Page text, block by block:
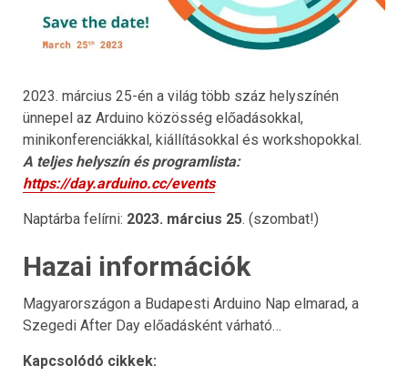
2023. március 25-én a világ több száz helyszínén
ünnepel az Arduino közösség előadásokkal,
minikonferenciákkal, kiállításokkal és workshopokkal.
A teljes helyszín és programlista:
https://day.arduino.cc/events
Naptárba felírni: 2023. március 25. (szombat!)
Hazai információk
Magyarországon a Budapesti Arduino Nap elmarad, a
Szegedi After Day előadásként várható…
Kapcsolódó cikkek: